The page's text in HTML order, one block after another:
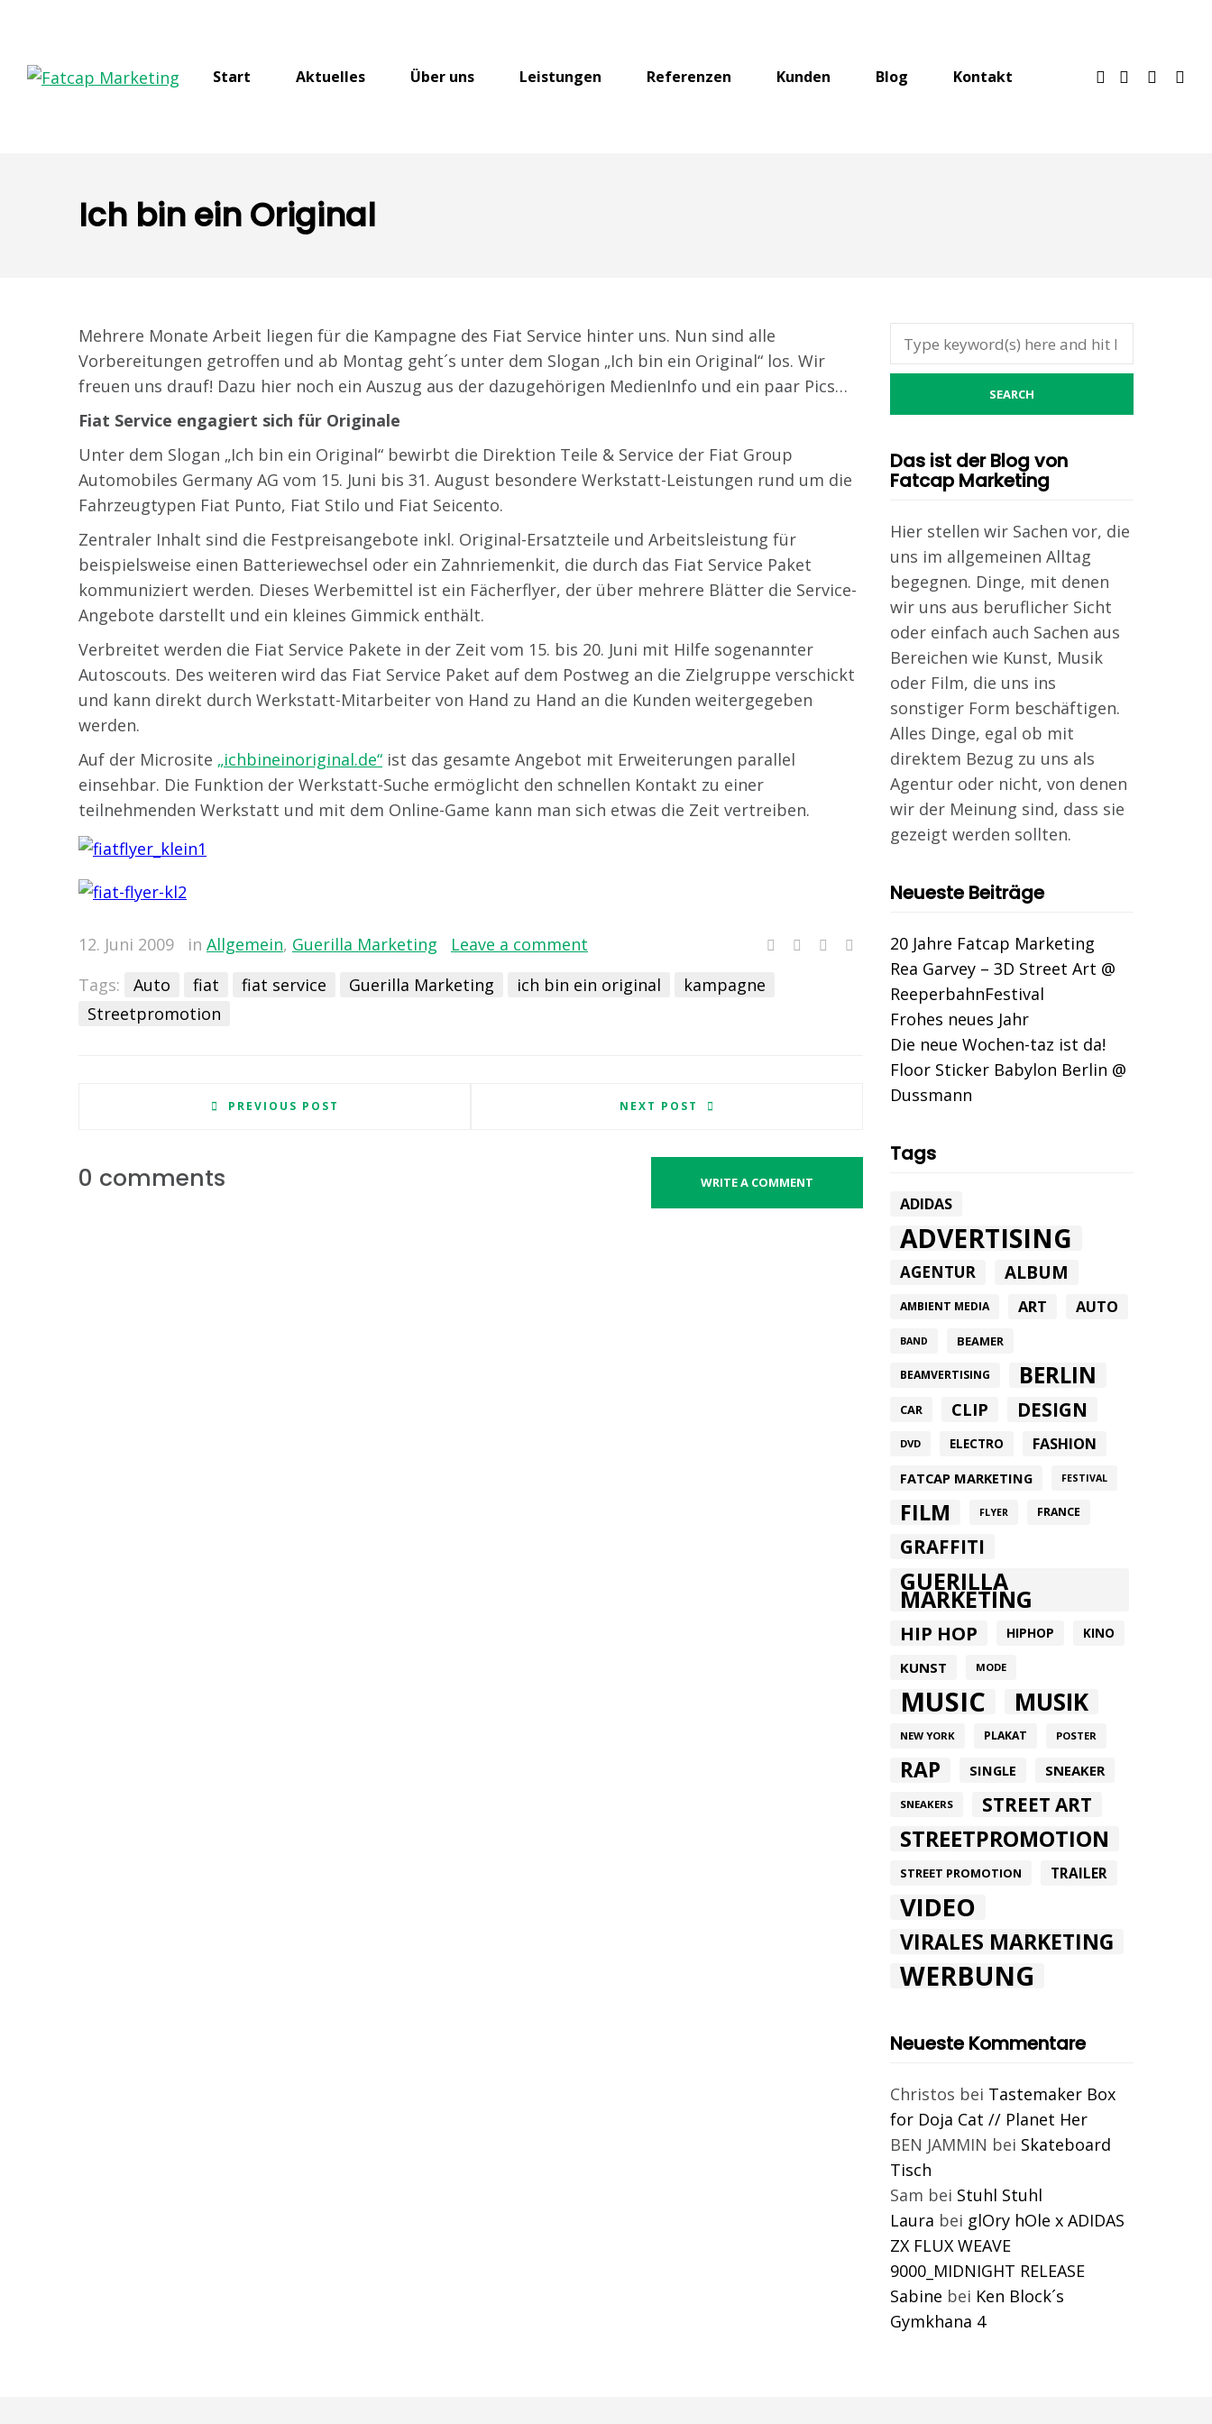
Start Aktuelles Über uns Leistungen Referenzen Kunden Blog Kontakt
Ich bin ein Original
Mehrere Monate Arbeit liegen für die Kampagne des Fiat Service hinter uns. Nun sind alle
Vorbereitungen getroffen und ab Montag geht´s unter dem Slogan „Ich bin ein Original“ los. Wir
freuen uns drauf! Dazu hier noch ein Auszug aus der dazugehörigen MedienInfo und ein paar Pics…
Fiat Service engagiert sich für Originale
Unter dem Slogan „Ich bin ein Original“ bewirbt die Direktion Teile & Service der Fiat Group
Automobiles Germany AG vom 15. Juni bis 31. August besondere Werkstatt-Leistungen rund um die
Fahrzeugtypen Fiat Punto, Fiat Stilo und Fiat Seicento.
Zentraler Inhalt sind die Festpreisangebote inkl. Original-Ersatzteile und Arbeitsleistung für
beispielsweise einen Batteriewechsel oder ein Zahnriemenkit, die durch das Fiat Service Paket
kommuniziert werden. Dieses Werbemittel ist ein Fächerflyer, der über mehrere Blätter die Service-
Angebote darstellt und ein kleines Gimmick enthält.
Verbreitet werden die Fiat Service Pakete in der Zeit vom 15. bis 20. Juni mit Hilfe sogenannter
Autoscouts. Des weiteren wird das Fiat Service Paket auf dem Postweg an die Zielgruppe verschickt
und kann direkt durch Werkstatt-Mitarbeiter von Hand zu Hand an die Kunden weitergegeben
werden.
Auf der Microsite „ichbineinoriginal.de“ ist das gesamte Angebot mit Erweiterungen parallel
einsehbar. Die Funktion der Werkstatt-Suche ermöglicht den schnellen Kontakt zu einer
teilnehmenden Werkstatt und mit dem Online-Game kann man sich etwas die Zeit vertreiben.
12. Juni 2009 in Allgemein, Guerilla Marketing
Leave a comment
Tags:
Auto fiat fiat service Guerilla Marketing ich bin ein original
kampagne
Streetpromotion
PREVIOUS POST NEXT POST
0 comments WRITE A COMMENT
Das ist der Blog von
Fatcap Marketing
Hier stellen wir Sachen vor, die
uns im allgemeinen Alltag
begegnen. Dinge, mit denen
wir uns aus beruflicher Sicht
oder einfach auch Sachen aus
Bereichen wie Kunst, Musik
oder Film, die uns ins
sonstiger Form beschäftigen.
Alles Dinge, egal ob mit
direktem Bezug zu uns als
Agentur oder nicht, von denen
wir der Meinung sind, dass sie
gezeigt werden sollten.
Neueste Beiträge
20 Jahre Fatcap Marketing
Rea Garvey – 3D Street Art @
ReeperbahnFestival
Frohes neues Jahr
Die neue Wochen-taz ist da!
Floor Sticker Babylon Berlin @
Dussmann
Tags
ADIDAS
ADVERTISING
AGENTUR ALBUM
AMBIENT MEDIA ART AUTO
BAND BEAMER
BEAMVERTISING BERLIN
CAR CLIP DESIGN
DVD ELECTRO FASHION
FATCAP MARKETING FESTIVAL
FILM FLYER FRANCE
GRAFFITI
GUERILLA
MARKETING
HIP HOP HIPHOP KINO
KUNST MODE
MUSIC MUSIK
NEW YORK PLAKAT POSTER
RAP SINGLE SNEAKER
SNEAKERS STREET ART
STREETPROMOTION
STREET PROMOTION TRAILER
VIDEO
VIRALES MARKETING
WERBUNG
Neueste Kommentare
Christos bei Tastemaker Box
for Doja Cat // Planet Her
BEN JAMMIN bei Skateboard
Tisch
Sam bei Stuhl Stuhl
Laura bei glOry hOle x ADIDAS
ZX FLUX WEAVE
9000_MIDNIGHT RELEASE
Sabine bei Ken Block´s
Gymkhana 4